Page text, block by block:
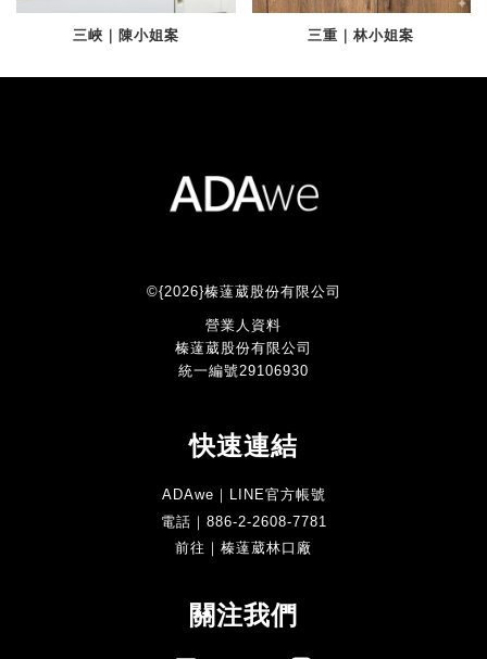
三峽｜陳小姐案 三重｜林小姐案
©{2026}榛薘葳股份有限公司
營業人資料
榛薘葳股份有限公司
統一編號29106930
快速連結
ADAwe｜LINE官方帳號
電話｜886-2-2608-7781
前往｜榛薘葳林口廠
關注我們